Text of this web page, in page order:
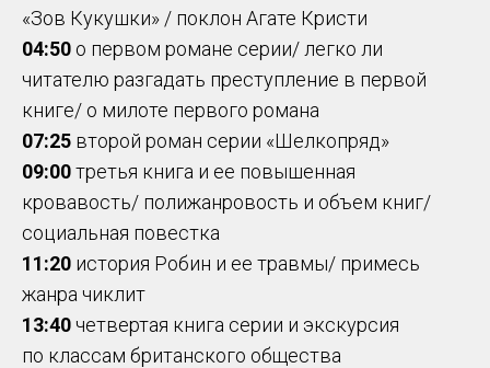
«Зов Кукушки» / поклон Агате Кристи
04:50 о первом романе серии/ легко ли
читателю разгадать преступление в первой
книге/ о милоте первого романа
07:25 второй роман серии «Шелкопряд»
09:00третья книга и ее повышенная
кровавость/ полижанровость и объем книг/
социальная повестка
11:20 история Робин и ее травмы/ примесь
жанра чиклит
13:40четвертая книга серии и экскурсия
по классам британского общества